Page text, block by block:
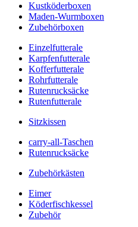
Kustköderboxen
Maden-Wurmboxen
Zubehörboxen
Einzelfutterale
Karpfenfutterale
Kofferfutterale
Rohrfutterale
Rutenrucksäcke
Rutenfutterale
Sitzkissen
carry-all-Taschen
Rutenrucksäcke
Zubehörkästen
Eimer
Köderfischkessel
Zubehör